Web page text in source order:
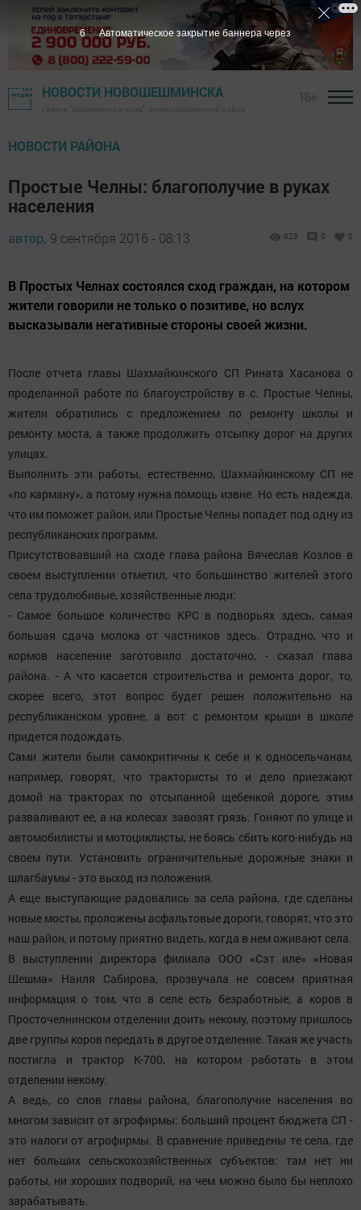
НОВОСТИ НОВОШЕШМИНСКА
НОВОСТИ РАЙОНА
Простые Челны: благополучие в руках
населения
автор, 9 сентября 2016 - 08:13 923 0 0
В Простых Челнах состоялся сход граждан, на котором
жители говорили не только о позитиве, но вслух
высказывали негативные стороны своей жизни.
После отчета главы Шахмайкинского СП Рината Хасанова о
проделанной работе по благоустройству в с. Простые Челны,
жители обратились с предложением по ремонту школы и
ремонту моста, а также продолжить отсыпку дорог на других
улицах.
Выполнить эти работы, естественно, Шахмайкинскому СП не
«по карману», а потому нужна помощь извне. Но есть надежда,
что им поможет район, или Простые Челны попадет под одну из
республиканских программ.
Присутствовавший на сходе глава района Вячеслав Козлов в
своем выступлении отметил, что большинство жителей этого
села трудолюбивые, хозяйственные люди:
- Самое большое количество КРС в подворьях здесь, самая
большая сдача молока от частников здесь. Отрадно, что и
кормов население заготовило достаточно, - сказал глава
района. - А что касается строительства и ремонта дорог, то,
скорее всего, этот вопрос будет решен положительно на
республиканском уровне, а вот с ремонтом крыши в школе
придется подождать.
Сами жители были самокритичны к себе и к односельчанам,
например, говорят, что трактористы то и дело приезжают
домой на тракторах по отсыпанной щебенкой дороге, этим
разваливают ее, а на колесах завозят грязь. Гоняют по улице и
автомобилисты и мотоциклисты, не боясь сбить кого-нибудь на
своем пути. Установить ограничительные дорожные знаки и
шлагбаумы - это выход из положения.
А еще выступающие радовались за села района, где сделаны
новые мосты, проложены асфальтовые дороги, говорят, что это
наш район, и потому приятно видеть, когда в нем оживают села.
В выступлении директора филиала ООО «Сэт иле» «Новая
Шешма» Наиля Сабирова, прозвучала не совсем приятная
информация о том, что в селе есть безработные, а коров в
Просточелнинском отделении доить некому, поэтому пришлось
две группы коров передать в другое отделение. Такая же участь
постигла и трактор К-700, на котором работать в этом
отделении некому.
А ведь, со слов главы района, благополучие населения во
многом зависит от агрофирмы: больший процент бюджета СП -
это налоги от агрофирмы. В сравнение приведены те села, где
нет больших сельскохозяйственных субъектов: там нет ни
работы, ни хороших подворий, на чем можно было бы неплохо
зарабатывать.
5 Автоматическое закрытие баннера через